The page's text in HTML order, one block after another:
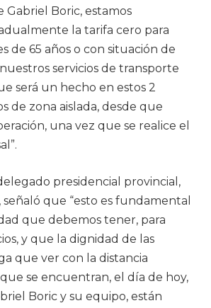
Boric, estamos
la tarifa cero para
de 65 años o con situación de
servicios de transporte
será un hecho en estos 2
de zona aislada, desde que
una vez que se realice el
presidencial provincial,
que “esto es fundamental
que debemos tener, para
y que la dignidad de las
que ver con la distancia
se encuentran, el día de hoy,
Boric y su equipo, están